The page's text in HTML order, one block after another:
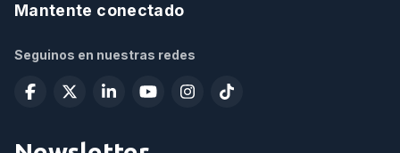
Mantente conectado
Seguinos en nuestras redes